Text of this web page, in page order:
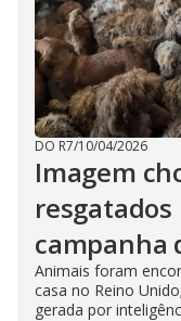
DO R7/10/04/2026
Imagem
campanha
Animais foram
casa no Reino
gerada por